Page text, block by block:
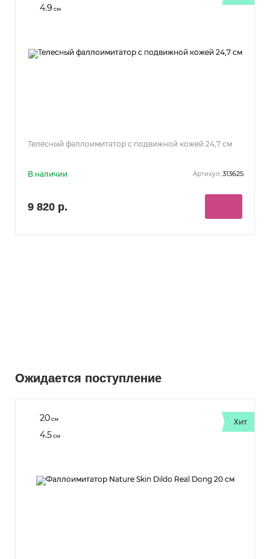
4.9 см
Телесный фаллоимитатор с подвижной кожей 24,7 см
В наличии Артикул: 313625
9 820 р.
Ожидается поступление
20см
4.5см
Хит